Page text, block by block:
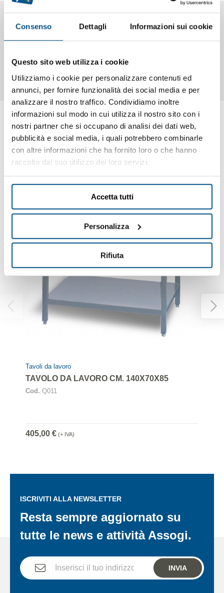
Consenso Dettagli Informazioni sui cookie
Questo sito web utilizza i cookie
Utilizziamo i cookie per personalizzare contenuti ed
annunci, per fornire funzionalità dei social media e per
analizzare il nostro traffico. Condividiamo inoltre
informazioni sul modo in cui utilizza il nostro sito con i
nostri partner che si occupano di analisi dei dati web,
pubblicità e social media, i quali potrebbero combinarle
con altre informazioni che ha fornito loro o che hanno
raccolto dal suo utilizzo dei loro servizi.
Accetta tutti
Personalizza
Rifiuta
Dettagli Caratteristiche Documentazione
Cassettiera a 2 cassettoni con guide inox
Ti potrebbero interessare anche
Tavoli da lavoro
TAVOLO DA LAVORO CM. 140X70X85
Cod. Q011
405,00 € (+ IVA)
ISCRIVITI ALLA NEWSLETTER
Resta sempre aggiornato su
tutte le news e attività Assogi.
INVIA